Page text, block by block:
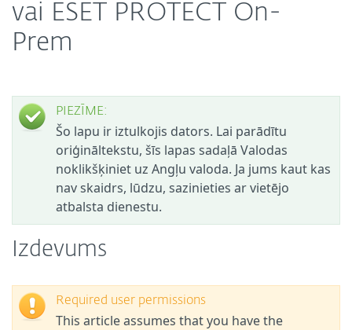
vai ESET PROTECT On-
Prem
PIEZĪME:
Šo lapu ir iztulkojis dators. Lai parādītu
oriģināltekstu, šīs lapas sadaļā Valodas
noklikšķiniet uz Angļu valoda. Ja jums kaut kas
nav skaidrs, lūdzu, sazinieties ar vietējo
atbalsta dienestu.
Izdevums
Required user permissions
This article assumes that you have the